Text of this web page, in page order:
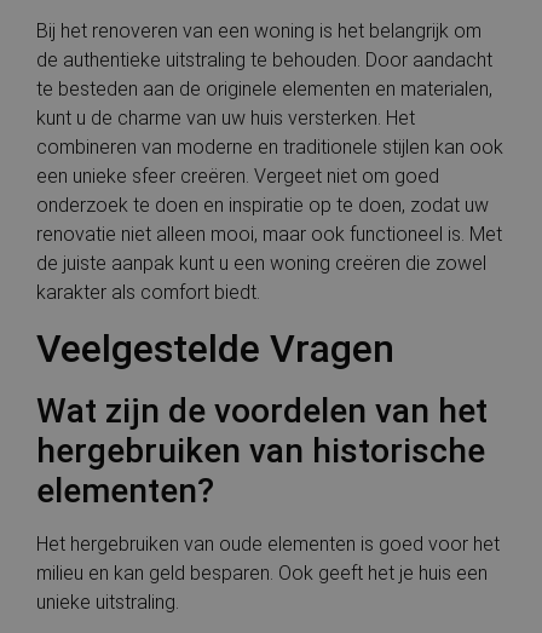
Bij het renoveren van een woning is het belangrijk om
de authentieke uitstraling te behouden. Door aandacht
te besteden aan de originele elementen en materialen,
kunt u de charme van uw huis versterken. Het
combineren van moderne en traditionele stijlen kan ook
een unieke sfeer creëren. Vergeet niet om goed
onderzoek te doen en inspiratie op te doen, zodat uw
renovatie niet alleen mooi, maar ook functioneel is. Met
de juiste aanpak kunt u een woning creëren die zowel
karakter als comfort biedt.
Veelgestelde Vragen
Wat zijn de voordelen van het
hergebruiken van historische
elementen?
Het hergebruiken van oude elementen is goed voor het
milieu en kan geld besparen. Ook geeft het je huis een
unieke uitstraling.